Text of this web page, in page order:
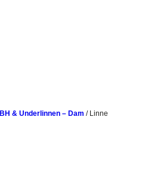
BH & Underlinnen – Dam / Linne